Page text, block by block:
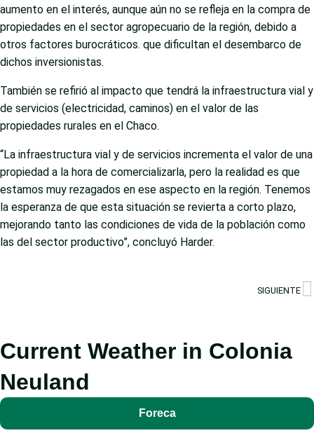
aumento en el interés, aunque aún no se refleja en la compra de
propiedades en el sector agropecuario de la región, debido a
otros factores burocráticos. que dificultan el desembarco de
dichos inversionistas.
También se refirió al impacto que tendrá la infraestructura vial y
de servicios (electricidad, caminos) en el valor de las
propiedades rurales en el Chaco.
“La infraestructura vial y de servicios incrementa el valor de una
propiedad a la hora de comercializarla, pero la realidad es que
estamos muy rezagados en ese aspecto en la región. Tenemos
la esperanza de que esta situación se revierta a corto plazo,
mejorando tanto las condiciones de vida de la población como
las del sector productivo”, concluyó Harder.
SIGUIENTE
Current Weather in Colonia
Neuland
Foreca